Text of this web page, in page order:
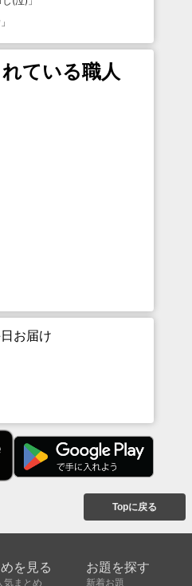
」
ている職人
お届け
Topに戻る
を見る
気まとめ
お題を探す
新着お題